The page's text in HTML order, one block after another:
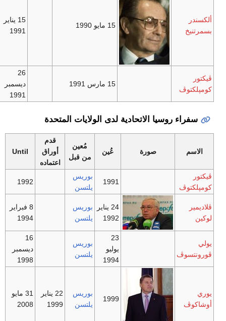
ألكسندر
بسمرتنيخ
15 مايو 1990
15 يناير
1991
ڤيكتور
كومپلكتوڤ
15 مارس 1991
26
ديسمبر
1991
سفراء روسيا الاتحادية لدى الولايات المتحدة
الاسم صورة عُين
مُعين
من قبل
قدم
أوراق
اعتماده
Until
ڤيكتور
كومپلكتوڤ
1991
بوريس
يلتسن
1992
ڤلاديمير
لوكين
24 يناير
1992
بوريس
يلتسن
8 فبراير
1994
يولي
ڤورونتسوڤ
23
يوليو
1994
بوريس
يلتسن
16
ديسمبر
1998
يوري
أوشاكوڤ
1999
بوريس
يلتسن
22 يناير
1999
31 مايو
2008